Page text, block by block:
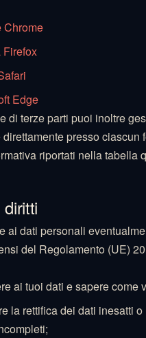
Chrome
Firefox
Edge
di terze parti puoi inoltre
presso ciascun
riportati nella tabella
ai dati personali
del Regolamento (UE)
ai tuoi dati e sapere come
la rettifica dei dati inesatti o